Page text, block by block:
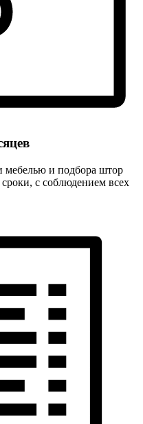
мебелью и подбора штор
с соблюдением всех